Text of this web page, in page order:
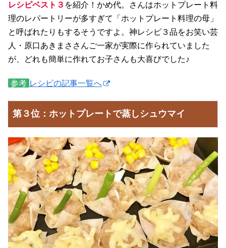
レシピベスト３ を紹介！かめ代。さんはホットプレート料
理のレパートリーが多すぎて「ホットプレート料理の母」
と呼ばれたりもするそうですよ。神レシピ３品をお笑い芸
人・原口あきまささんご一家が実際に作られていました
が、どれも簡単に作れてお子さんも大喜びでした♪
参考 レシピの記事一覧へ
第３位：ホットプレートで蒸しシュウマイ